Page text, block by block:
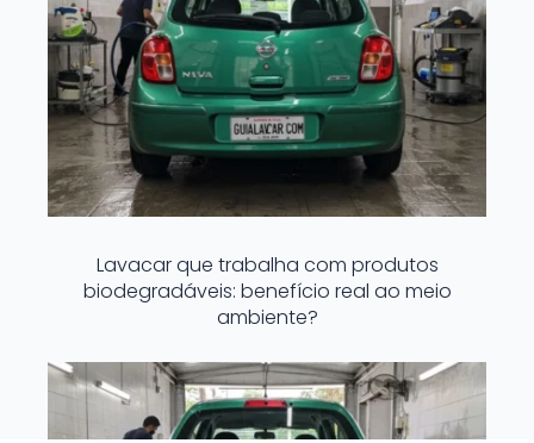
Lavacar que trabalha com produtos
biodegradáveis: benefício real ao meio
ambiente?